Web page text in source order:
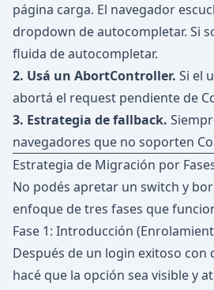
página carga. El navegador
dropdown de autocompletar. Si
fluida de autocompletar.
2. Usá un AbortController. Si el
abortá el request pendiente de
3. Estrategia de fallback.
navegadores que no soporten
Estrategia de Migración por
No podés apretar un switch y
enfoque de tres fases que
Fase 1: Introducción
Después de un login exitoso
hacé que la opción sea visible y